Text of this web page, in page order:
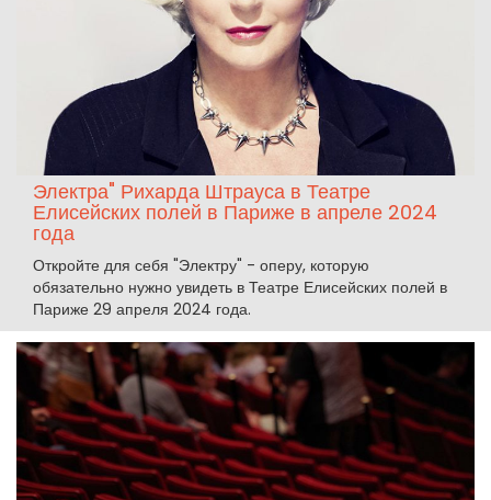
Электра" Рихарда Штрауса в Театре
Елисейских полей в Париже в апреле 2024
года
Откройте для себя "Электру" - оперу, которую
обязательно нужно увидеть в Театре Елисейских полей в
Париже 29 апреля 2024 года.